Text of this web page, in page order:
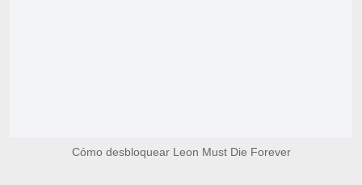
Cómo desbloquear Leon Must Die Forever